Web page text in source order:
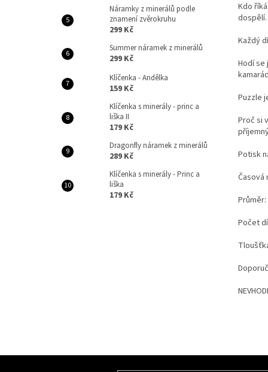
Náramky z minerálů podle
znamení zvěrokruhu
299 Kč
Summer náramek z minerálů
299 Kč
Klíčenka - Andělka
159 Kč
Klíčenka s minerály - princ a
liška II
179 Kč
Dragonfly náramek z minerálů
289 Kč
Klíčenka s minerály - Princ a
liška
179 Kč
Kdo
Každý
Hodí se
Puzzle
Proč si
Potisk
Časová
Průměr:
Počet